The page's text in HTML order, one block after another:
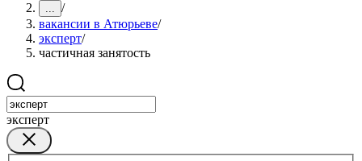
... /
вакансии в Атюрьеве/
эксперт/
частичная занятость
эксперт